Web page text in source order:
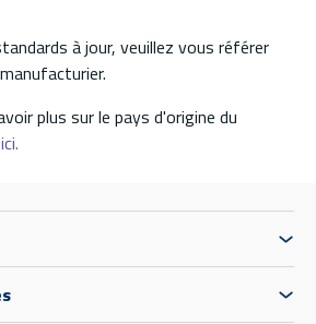
à jour, veuillez vous référer
plus sur le pays d'origine du